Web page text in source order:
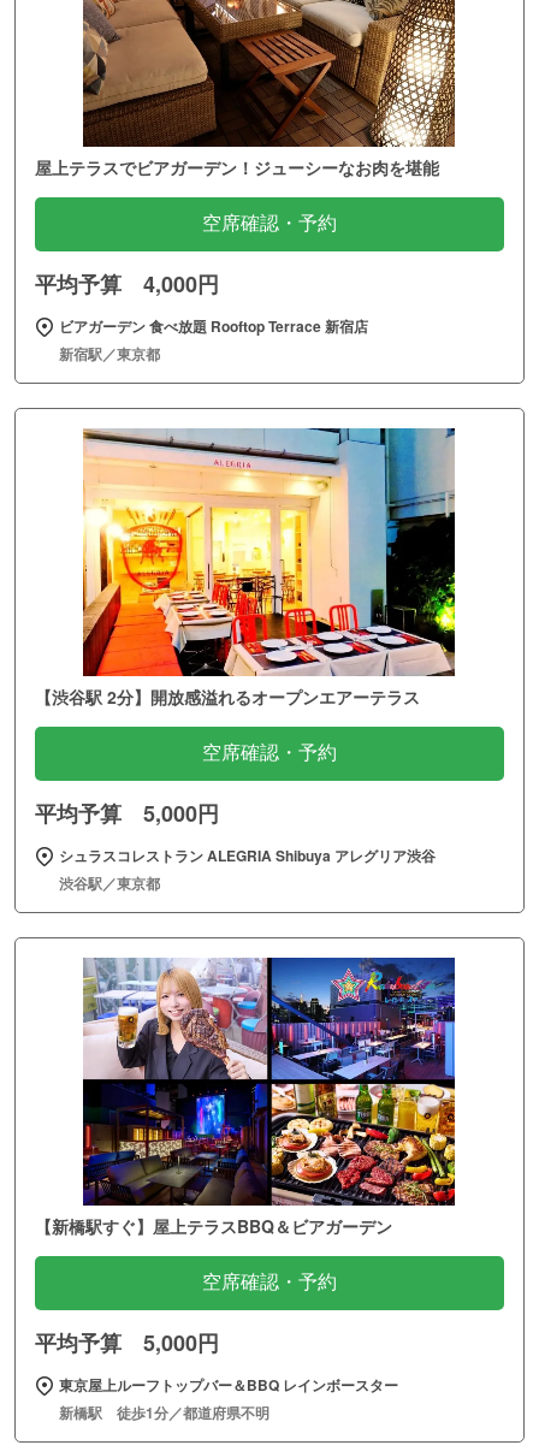
屋上テラスでビアガーデン！ジューシーなお肉を堪能
空席確認・予約
平均予算 4,000円
ビアガーデン 食べ放題 Rooftop Terrace 新宿店
新宿駅／東京都
【渋谷駅 2分】開放感溢れるオープンエアーテラス
空席確認・予約
平均予算 5,000円
シュラスコレストラン ALEGRIA Shibuya アレグリア渋谷
渋谷駅／東京都
【新橋駅すぐ】屋上テラスBBQ＆ビアガーデン
空席確認・予約
平均予算 5,000円
東京屋上ルーフトップバー＆BBQ レインボースター
新橋駅 徒歩1分／都道府県不明